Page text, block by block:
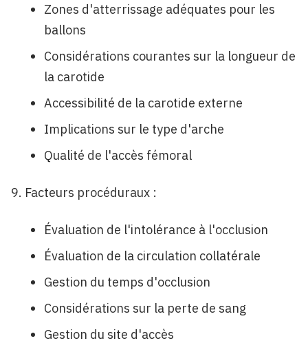
Zones d'atterrissage adéquates pour les
ballons
Considérations courantes sur la longueur de
la carotide
Accessibilité de la carotide externe
Implications sur le type d'arche
Qualité de l'accès fémoral
Facteurs procéduraux :
Évaluation de l'intolérance à l'occlusion
Évaluation de la circulation collatérale
Gestion du temps d'occlusion
Considérations sur la perte de sang
Gestion du site d'accès